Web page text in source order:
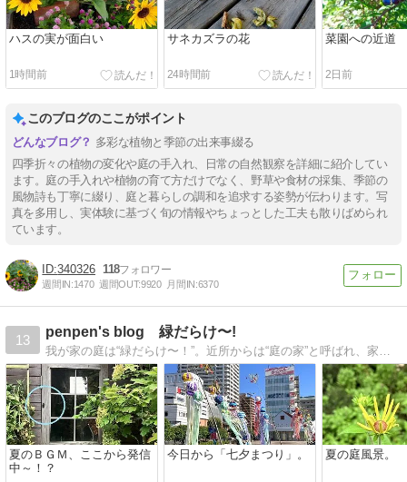
ハスの実が面白い
1時間前
サネカズラの花
24時間前
菜園への近道
2日前
このブログのここがポイント
多彩な植物と季節の出来事綴る
四季折々の植物の変化や庭の手入れ、日常の自然観察を詳細に紹介してい
ます。庭の手入れや植物の育て方だけでなく、野草や食材の採集、季節の
風物詩も丁寧に綴り、庭と暮らしの調和を追求する姿勢が伝わります。写
真を多用し、実体験に基づく旬の情報やちょっとした工夫も散りばめられ
ています。
340326 118
週間IN:1470 週間OUT:9920 月間IN:6370
13
penpen's blog 緑だらけ〜!
我が家の庭は“緑だらけ〜！”。近所からは“庭の家”と呼ばれ、家内からは“庭に住んでいる”と呆れられてます…。
夏のＢＧＭ、ここから発信
中～！？
今日から「七夕まつり」。 夏の庭風景。